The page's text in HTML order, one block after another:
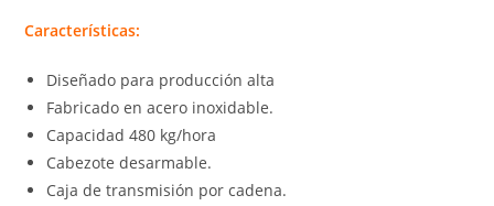
Características:
Diseñado para producción alta
Fabricado en acero inoxidable.
Capacidad 480 kg/hora
Cabezote desarmable.
Caja de transmisión por cadena.